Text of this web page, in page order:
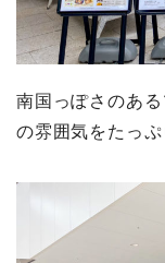
南国っぽさのあ
の雰囲気をたっぷ